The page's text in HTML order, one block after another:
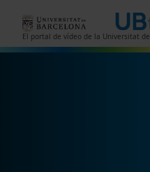
El portal de vídeo de la Universitat